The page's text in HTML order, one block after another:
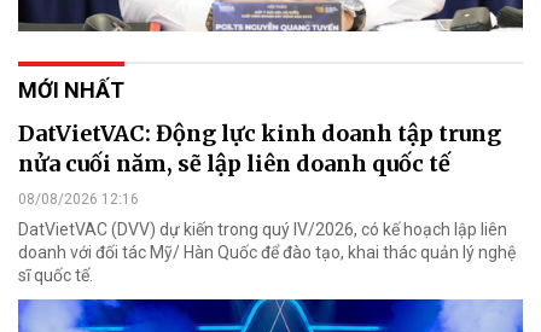
MỚI NHẤT
DatVietVAC: Động lực kinh doanh tập trung
nửa cuối năm, sẽ lập liên doanh quốc tế
08/08/2026 12:16
DatVietVAC (DVV) dự kiến trong quý IV/2026, có kế hoạch lập liên
doanh với đối tác Mỹ/ Hàn Quốc để đào tạo, khai thác quản lý nghệ
sĩ quốc tế.